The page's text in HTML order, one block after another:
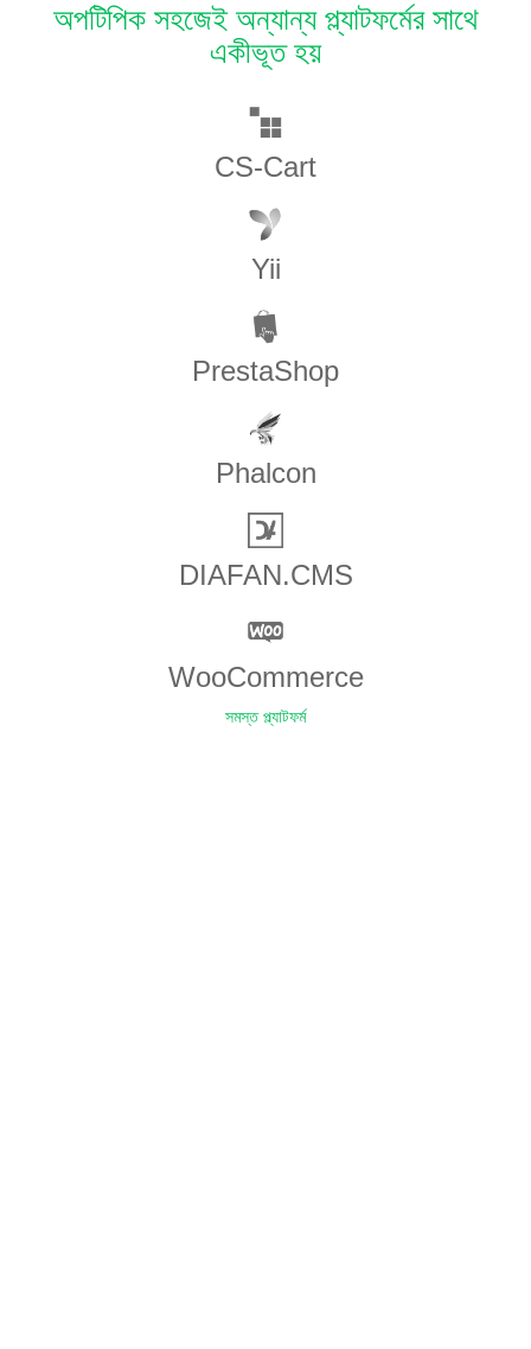
অপটিপিক সহজেই অন্যান্য প্ল্যাটফর্মের সাথে
একীভূত হয়
CS-Cart
Yii
PrestaShop
Phalcon
DIAFAN.CMS
WooCommerce
সমস্ত প্ল্যাটফর্ম